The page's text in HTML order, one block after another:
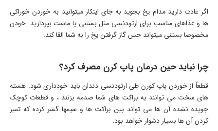
اگر عادت دارید مدام یخ بجوید به جای اینکار میتوانید به خوردن خوراکی
ها و غذاهای مناسب برای ارتودنسی مثل بستنی یا ماست بپردازید. خودن
مخصوصا بستنی میتواند حس گاز گرفتن یخ را به شما القا کند.
چرا نباید حین درمان پاپ کرن مصرف کرد؟
قطعاً از خوردن پاپ کورن طی ارتودنسی دندان باید خودداری شود. هسته
های سخت می توانند به براکت های شما صدمه بزنند ، و قطعات کوچک
جویده نشده آن ها می تواند بین براکت ها و سیمها گشر کرده که تمیز
کردن آن ها بسیار دشوار خواهد بود.